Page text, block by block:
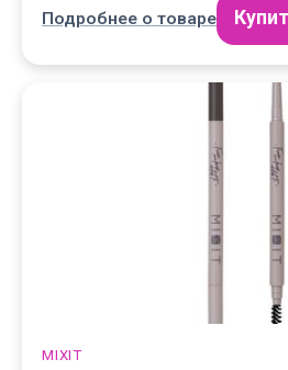
Подробнее о товаре
MIXIT